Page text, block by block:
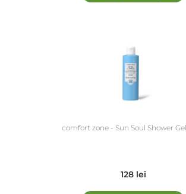
comfort zone - Sun Soul Shower Gel
128 lei